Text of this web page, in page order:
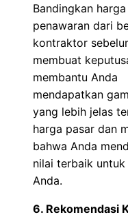
Bandingkan
penawaran dari
kontraktor
membuat
membantu Anda
mendapatkan
yang lebih jelas
harga pasar dan
bahwa Anda
nilai terbaik untuk
Anda.
6. Rekomendasi